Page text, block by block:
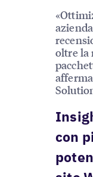
oltre la
con